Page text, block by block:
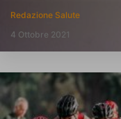
Redazione Salute
4 Ottobre 2021